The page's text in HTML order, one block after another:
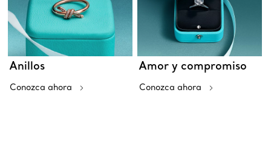
Anillos
Conozca ahora
Amor y compromiso
Conozca ahora